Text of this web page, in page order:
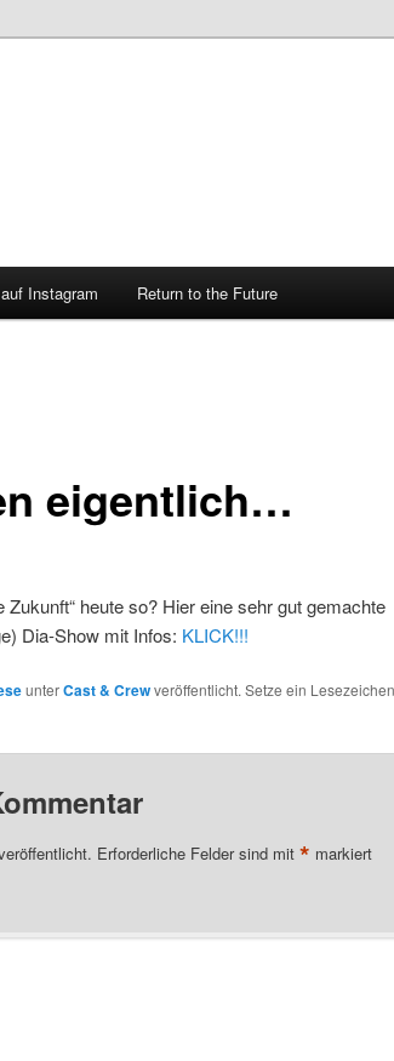
Instagram Return to the Future
eigentlich…
heute so? Hier eine sehr gut gemachte
Dia-Show mit Infos: KLICK!!!
unterCast & Crewveröffentlicht. Setze ein
Erforderliche Felder sind mit * markiert